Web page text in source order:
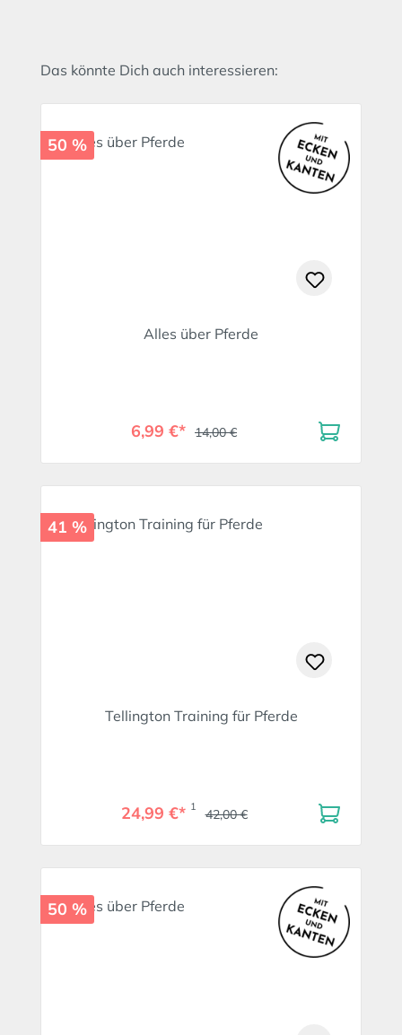
Produktgalerie überspringen
Das könnte Dich auch interessieren:
50 %
Alles über Pferde
6,99 €* 14,00 €
41 %
Tellington Training für Pferde
24,99 €* 1 42,00 €
50 %